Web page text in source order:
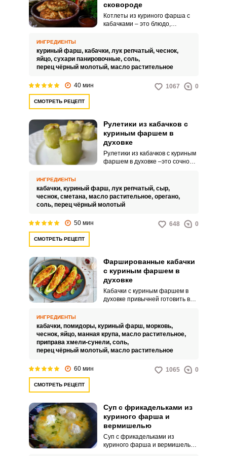
сковороде
Котлеты из куриного фарша с
кабачками – это блюдо,
кабачками, а также другими
ингредиентами, такими как лук,
чеснок, яйцо и панировочные
обжаривается на сковороде до
ИНГРЕДИЕНТЫ
куриный фарш, кабачки, лук репчатый, чеснок,
яйцо, сухари панировочные, соль,
перец чёрный молотый, масло растительное
40 мин 1067 0
СМОТРЕТЬ РЕЦЕПТ
Рулетики из кабачков с
куриным фаршем в
духовке
Рулетики из кабачков с куриным
фаршем в духовке –это сочное и
сок, а сыр и сметана придают
фаршу сливочный вкус.
ИНГРЕДИЕНТЫ
кабачки, куриный фарш, лук репчатый, сыр,
чеснок, сметана, масло растительное, орегано,
соль, перец чёрный молотый
50 мин 648 0
СМОТРЕТЬ РЕЦЕПТ
Фаршированные кабачки
с куриным фаршем в
духовке
Кабачки с куриным фаршем в
духовке привычней готовить в
кабачки в виде лодочек
смотрятся великолепно.
ИНГРЕДИЕНТЫ
кабачки, помидоры, куриный фарш, морковь,
чеснок, яйцо, манная крупа, масло растительное,
приправа хмели-сунели, соль,
перец чёрный молотый, масло растительное
60 мин 1065 0
СМОТРЕТЬ РЕЦЕПТ
Суп с фрикадельками из
куриного фарша и
вермишелью
Суп с фрикадельками из
куриного фарша и вермишелью